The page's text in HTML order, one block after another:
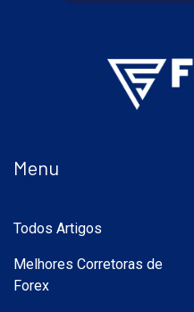
Menu
Todos Artigos
Melhores Corretoras de
Forex